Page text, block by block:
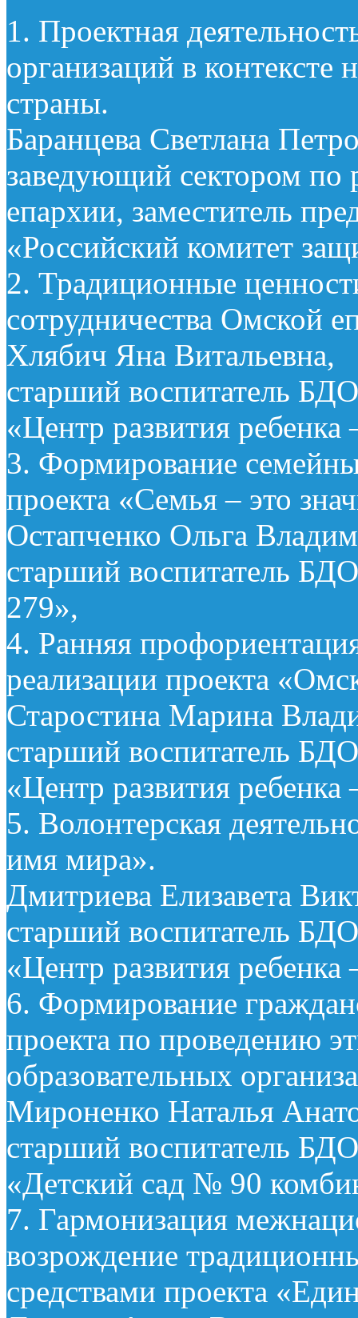
1. Проектная
организаций в контексте
страны.
Баранцева Светлана
заведующий сектором
епархии, заместитель
«Российский комитет
2. Традиционные
сотрудничества Омской
Хлябич Яна Витальевна,
старший воспитатель
«Центр развития
3. Формирование
проекта «Семья – это
Остапченко Ольга
старший воспитатель
279»,
4. Ранняя
реализации проекта
Старостина Марина
старший воспитатель
«Центр развития
5. Волонтерская
имя мира».
Дмитриева Елизавета
старший воспитатель
«Центр развития
6. Формирование
проекта по проведению
образовательных
Мироненко Наталья
старший воспитатель
«Детский сад № 90
7. Гармонизация
возрождение
средствами проекта